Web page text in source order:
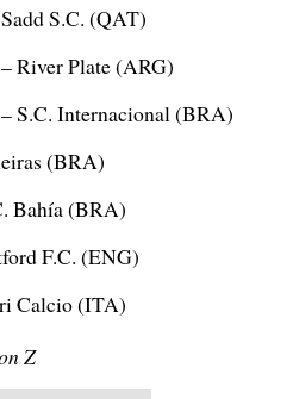
S.C. (QAT)
River Plate (ARG)
S.C. Internacional (BRA)
(BRA)
Bahía (BRA)
F.C. (ENG)
Calcio (ITA)
Z